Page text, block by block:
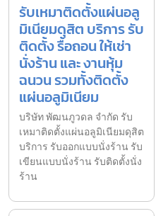
รับเหมาติดตั้งแผ่นอลู
มิเนียมดุสิต บริการ รับ
ติดตั้ง รื้อถอน ให้เช่า
นั่งร้าน และ งานหุ้ม
ฉนวน รวมทั้งติดตั้ง
แผ่นอลูมิเนียม
บริษัท พัฒนภูวดล จำกัด รับ
เหมาติดตั้งแผ่นอลูมิเนียมดุสิต
บริการ รับออกแบบนั่งร้าน รับ
เขียนแบบนั่งร้าน รับติดตั้งนั่ง
ร้าน